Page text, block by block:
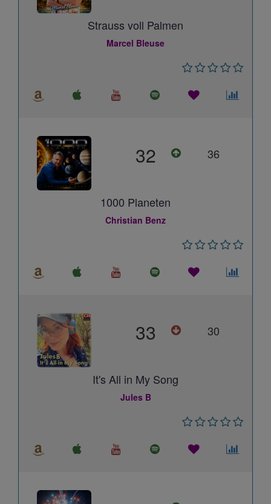
Strauss voll Palmen
Marcel Bleuse
32 36
1000 Planeten
Christian Benz
33 30
It's All in My Song
Jules B